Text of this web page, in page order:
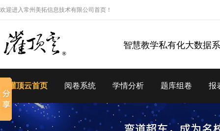
欢迎进入常州美拓信息技术有限公司首页！
智慧教学私有化大数据
灌顶云首页 阅卷系统 学情分析 题库组卷 报